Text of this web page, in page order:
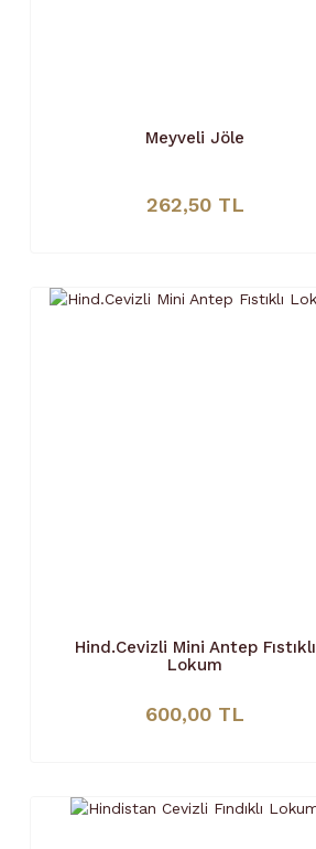
Meyveli Jöle
262,50 TL
Hind.Cevizli Mini Antep Fıstıklı
Lokum
600,00 TL